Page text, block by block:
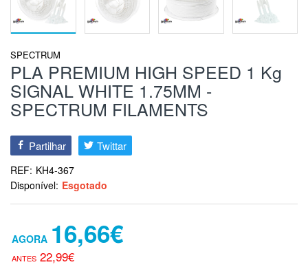
SPECTRUM
PLA PREMIUM HIGH SPEED 1 Kg
SIGNAL WHITE 1.75MM -
SPECTRUM FILAMENTS
Partilhar Twittar
REF: KH4-367
Disponível: Esgotado
16,66€
22,99€